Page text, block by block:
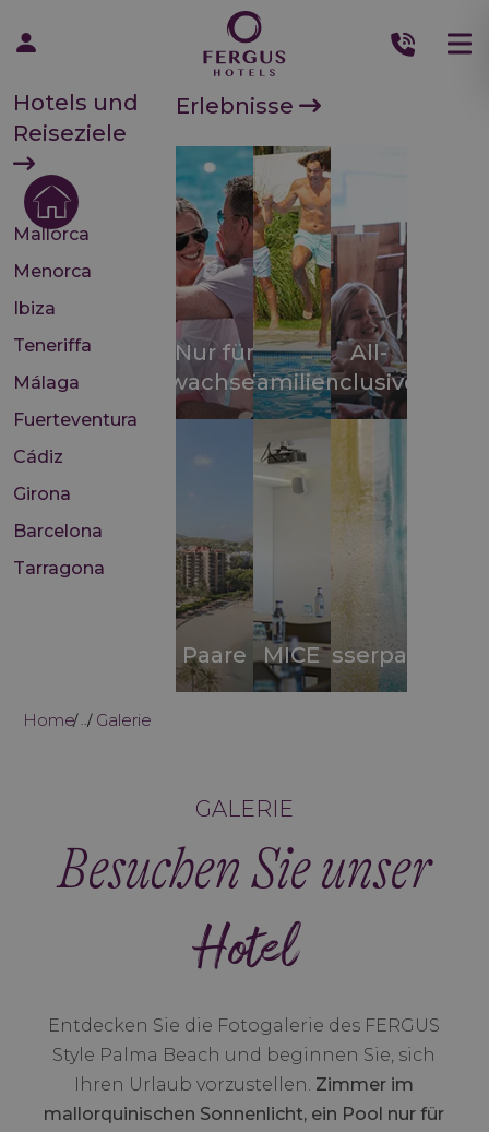
Hotels und
Reiseziele
Mallorca
Menorca
Ibiza
Teneriffa
Málaga
Fuerteventura
Cádiz
Girona
Barcelona
Tarragona
Erlebnisse
Nur für
ErwachseneFamilien
All-
inclusive
Paare MICEWasserparks
Home ... Galerie
GALERIE
Besuchen Sie unser
Hotel
Entdecken Sie die Fotogalerie des FERGUS
Style Palma Beach und beginnen Sie, sich
Ihren Urlaub vorzustellen. Zimmer im
mallorquinischen Sonnenlicht, ein Pool nur für